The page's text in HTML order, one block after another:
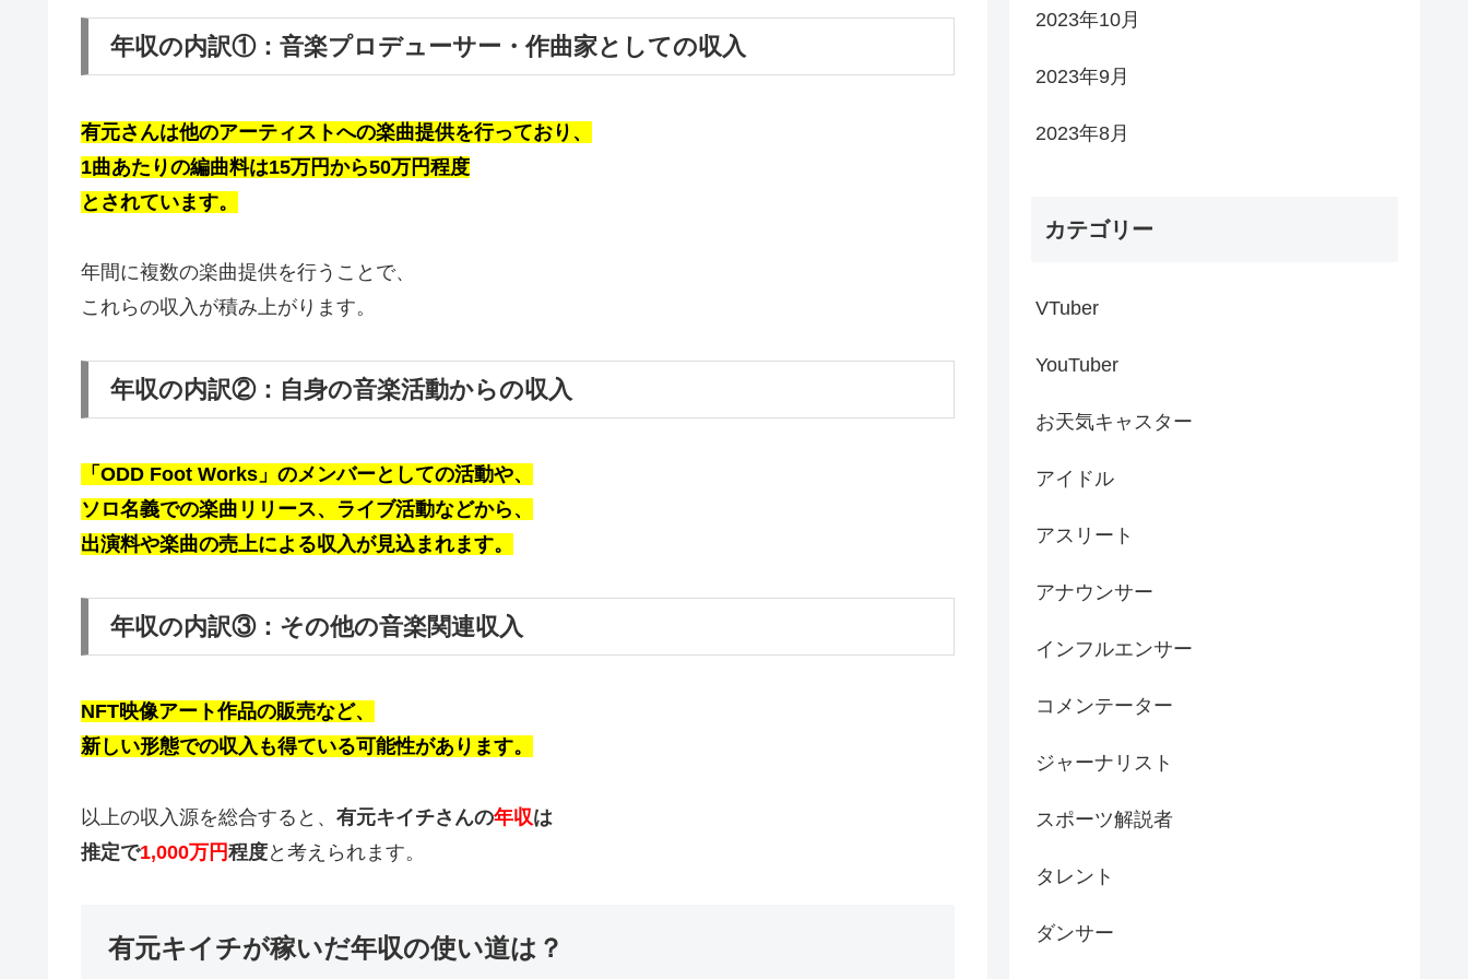
年収の内訳①：音楽プロデューサー・作曲家としての収入
有元さんは他のアーティストへの楽曲提供を行っており、
1曲あたりの編曲料は15万円から50万円程度
とされています。
年間に複数の楽曲提供を行うことで、
これらの収入が積み上がります。
年収の内訳②：自身の音楽活動からの収入
「ODD Foot Works」のメンバーとしての活動や、
ソロ名義での楽曲リリース、ライブ活動などから、
出演料や楽曲の売上による収入が見込まれます。
年収の内訳③：その他の音楽関連収入
NFT映像アート作品の販売など、
新しい形態での収入も得ている可能性があります。
以上の収入源を総合すると、 有元キイチさんの年収は
推定で1,000万円程度と考えられます。
有元キイチが稼いだ年収の使い道は？
2023年10月
2023年9月
2023年8月
カテゴリー
VTuber
YouTuber
お天気キャスター
アイドル
アスリート
アナウンサー
インフルエンサー
コメンテーター
ジャーナリスト
スポーツ解説者
タレント
ダンサー